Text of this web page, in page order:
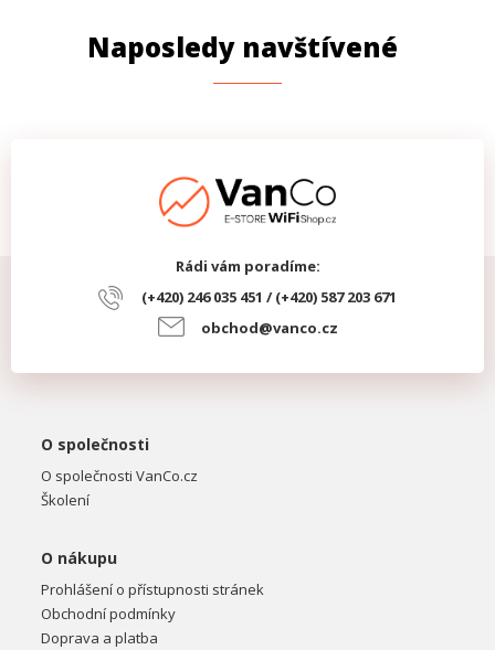
Naposledy navštívené
Rádi vám poradíme:
(+420) 246 035 451 / (+420) 587 203 671
obchod@vanco.cz
O společnosti
O společnosti VanCo.cz
Školení
O nákupu
Prohlášení o přístupnosti stránek
Obchodní podmínky
Doprava a platba